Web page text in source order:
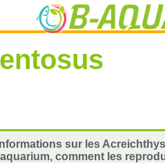
sur les
comment les